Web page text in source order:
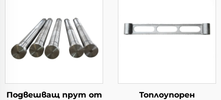
Подвешващ прут от
Топлоупорен